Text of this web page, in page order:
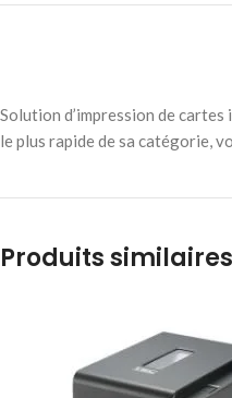
Solution d’impression de
le plus rapide de sa catégorie,
Produits similaires